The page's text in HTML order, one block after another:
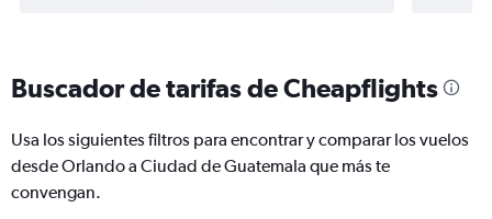
Buscador de tarifas de Cheapflights
Usa los siguientes filtros para encontrar y comparar los vuelos
desde Orlando a Ciudad de Guatemala que más te
convengan.